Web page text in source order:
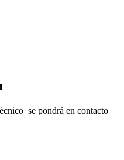
se pondrá en contacto